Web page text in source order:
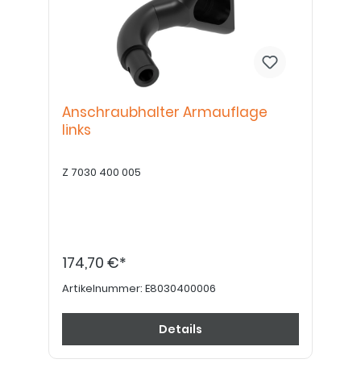
Anschraubhalter Armauflage
links
Z 7030 400 005
174,70 €*
Artikelnummer: E8030400006
Details